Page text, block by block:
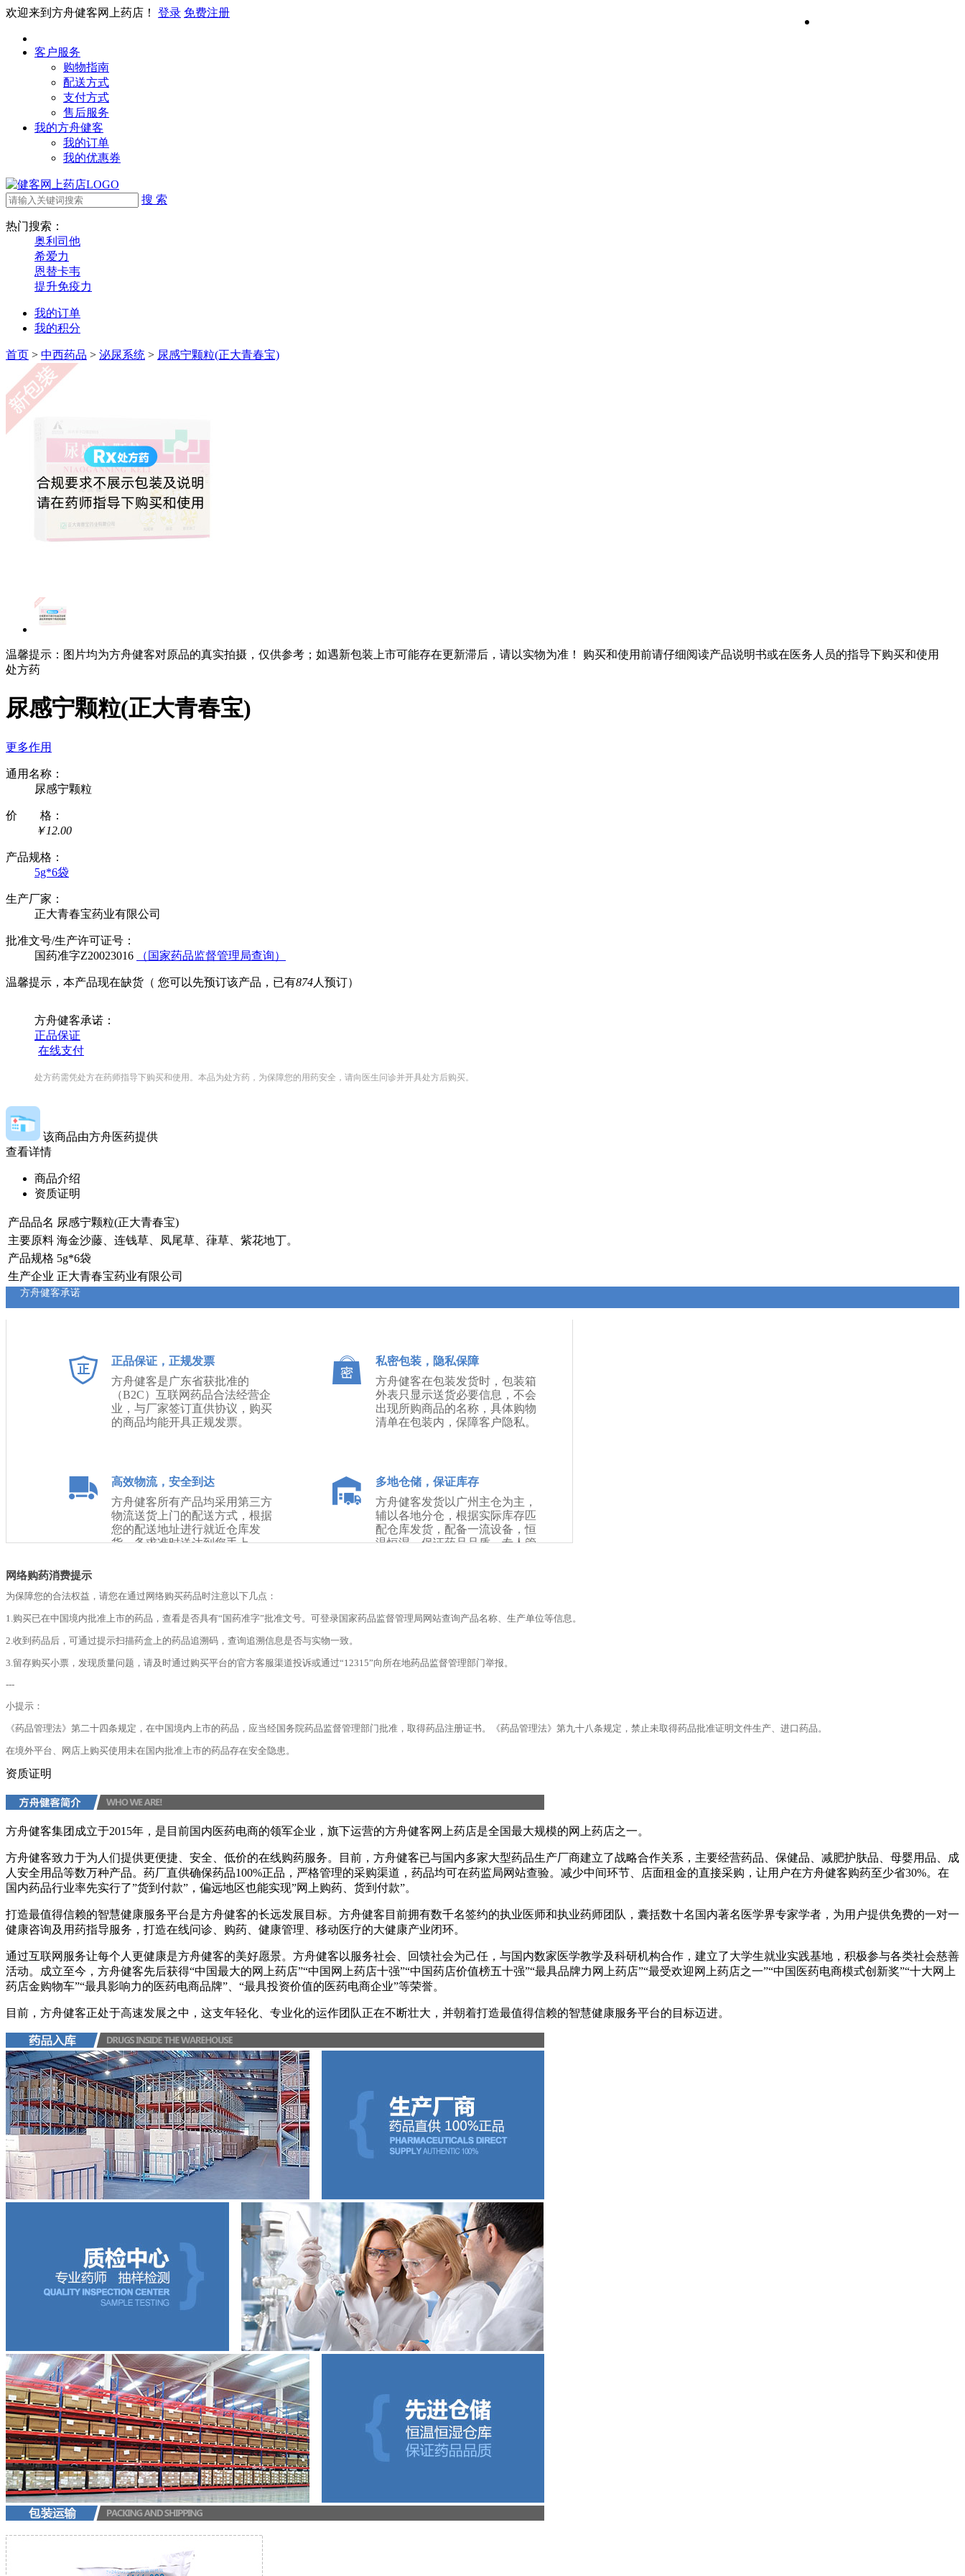
欢迎来到方舟健客网上药店！ 登录 免费注册
客户服务
购物指南
配送方式
支付方式
售后服务
我的方舟健客
我的订单
我的优惠券
搜 索
热门搜索：
奥利司他
希爱力
恩替卡韦
提升免疫力
我的订单
我的积分
首页 > 中西药品 > 泌尿系统 > 尿感宁颗粒(正大青春宝)
温馨提示： 图片均为方舟健客对原品的真实拍摄，仅供参考；如遇新包装上市可能存在更新滞后，请以实物为准！ 购买和使用前请仔细阅读产品说明书或在医务人员的指导下购买和使用
处方药
尿感宁颗粒(正大青春宝)
更多作用
通用名称：
尿感宁颗粒
价 格：
￥12.00
产品规格：
5g*6袋
生产厂家：
正大青春宝药业有限公司
批准文号/生产许可证号：
国药准字Z20023016
（国家药品监督管理局查询）
温馨提示，本产品现在缺货 （ 您可以先预订该产品， 已有874人预订）
方舟健客承诺：
正品保证
在线支付
处方药需凭处方在药师指导下购买和使用。本品为处方药，为保障您的用药安全，请向医生问诊并开具处方后购买。
该商品由方舟医药提供
查看详情
商品介绍
资质证明
产品品名 尿感宁颗粒(正大青春宝)
主要原料 海金沙藤、连钱草、凤尾草、葎草、紫花地丁。
产品规格 5g*6袋
生产企业 正大青春宝药业有限公司
方舟健客承诺
正品保证，正规发票
方舟健客是广东省获批准的
（B2C）互联网药品合法经营企
业，与厂家签订直供协议，购买
的商品均能开具正规发票。
私密包装，隐私保障
方舟健客在包装发货时，包装箱
外表只显示送货必要信息，不会
出现所购商品的名称，具体购物
清单在包装内，保障客户隐私。
高效物流，安全到达
方舟健客所有产品均采用第三方
物流送货上门的配送方式，根据
您的配送地址进行就近仓库发
货，务求准时送达到您手上。
多地仓储，保证库存
方舟健客发货以广州主仓为主，
辅以各地分仓，根据实际库存匹
配仓库发货，配备一流设备，恒
温恒湿，保证药品品质。专人管
网络购药消费提示
为保障您的合法权益，请您在通过网络购买药品时注意以下几点：
1.购买已在中国境内批准上市的药品，查看是否具有“国药准字”批准文号。可登录国家药品监督管理局网站查询产品名称、生产单位等信息。
2.收到药品后，可通过提示扫描药盒上的药品追溯码，查询追溯信息是否与实物一致。
3.留存购买小票，发现质量问题，请及时通过购买平台的官方客服渠道投诉或通过“12315”向所在地药品监督管理部门举报。
---
小提示：
《药品管理法》第二十四条规定，在中国境内上市的药品，应当经国务院药品监督管理部门批准，取得药品注册证书。《药品管理法》第九十八条规定，禁止未取得药品批准证明文件生产、进口药品。
在境外平台、网店上购买使用未在国内批准上市的药品存在安全隐患。
资质证明
方舟健客集团成立于2015年，是目前国内医药电商的领军企业，旗下运营的方舟健客网上药店是全国最大规模的网上药店之一。
方舟健客致力于为人们提供更便捷、安全、低价的在线购药服务。目前，方舟健客已与国内多家大型药品生产厂商建立了战略合作关系，主要经营药品、保健品、减肥护肤品、母婴用品、成
人安全用品等数万种产品。药厂直供确保药品100%正品，严格管理的采购渠道，药品均可在药监局网站查验。减少中间环节、店面租金的直接采购，让用户在方舟健客购药至少省30%。在
国内药品行业率先实行了”货到付款”，偏远地区也能实现”网上购药、货到付款”。
打造最值得信赖的智慧健康服务平台是方舟健客的长远发展目标。方舟健客目前拥有数千名签约的执业医师和执业药师团队，囊括数十名国内著名医学界专家学者，为用户提供免费的一对一
健康咨询及用药指导服务，打造在线问诊、购药、健康管理、移动医疗的大健康产业闭环。
通过互联网服务让每个人更健康是方舟健客的美好愿景。方舟健客以服务社会、回馈社会为己任，与国内数家医学教学及科研机构合作，建立了大学生就业实践基地，积极参与各类社会慈善
活动。成立至今，方舟健客先后获得“中国最大的网上药店”“中国网上药店十强”“中国药店价值榜五十强”“最具品牌力网上药店”“最受欢迎网上药店之一”“中国医药电商模式创新奖”“十大网上
药店金购物车”“最具影响力的医药电商品牌”、“最具投资价值的医药电商企业”等荣誉。
目前，方舟健客正处于高速发展之中，这支年轻化、专业化的运作团队正在不断壮大，并朝着打造最值得信赖的智慧健康服务平台的目标迈进。